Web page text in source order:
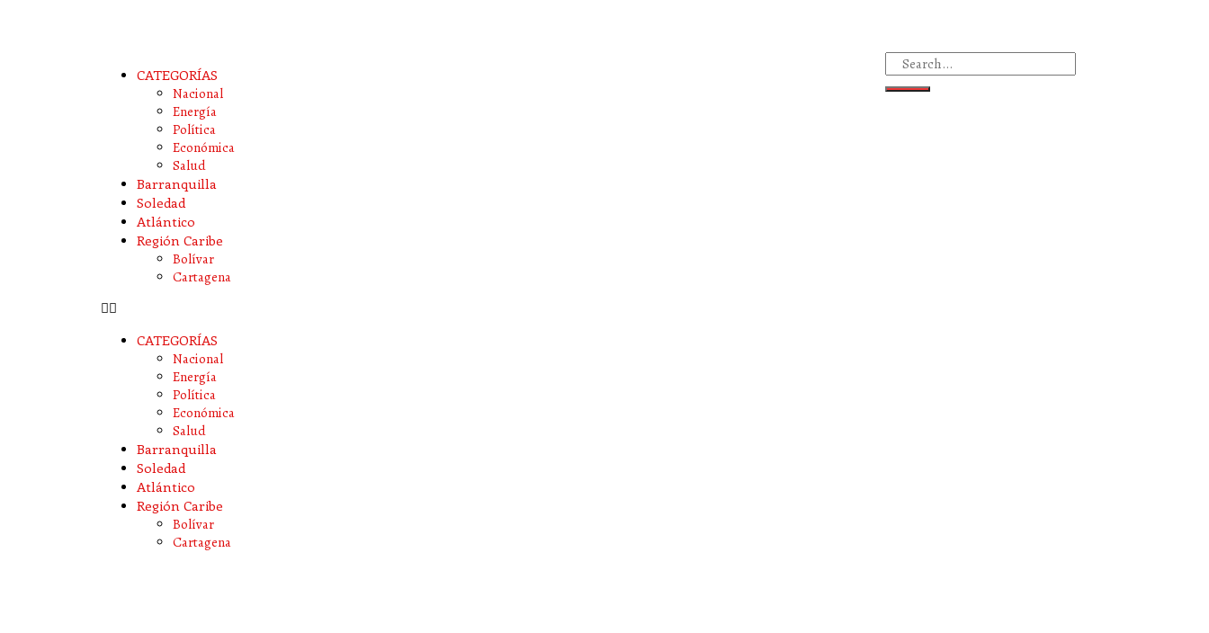
CATEGORÍAS
Nacional
Energía
Política
Económica
Salud
Barranquilla
Soledad
Atlántico
Región Caribe
Bolívar
Cartagena
CATEGORÍAS
Nacional
Energía
Política
Económica
Salud
Barranquilla
Soledad
Atlántico
Región Caribe
Bolívar
Cartagena